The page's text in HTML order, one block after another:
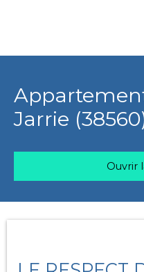
Jarrie
Ouvrir